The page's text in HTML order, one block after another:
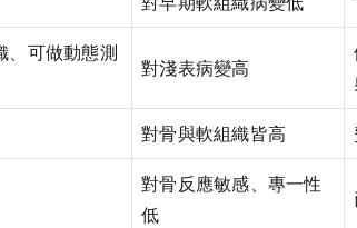
、可做動態測
對淺表病變高
對骨與軟組織皆高
對骨反應敏感、專一性
低